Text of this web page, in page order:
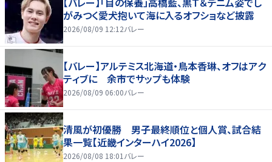
がみつく愛犬抱いて海に入るオフショなど披露
2026/08/09 12:12バレー
【バレー】アルテミス北海道・鳥本香琳、オフはアク
ティブに 余市でサップも体験
2026/08/09 06:00バレー
清風が初優勝 男子最終順位と個人賞、試合結
果一覧【近畿インターハイ2026】
2026/08/08 18:01 バレー